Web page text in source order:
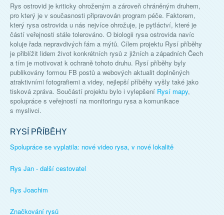
Rys ostrovid je kriticky ohroženým a zároveň chráněným druhem,
pro který je v současnosti připravován program péče. Faktorem,
který rysa ostrovida u nás nejvíce ohrožuje, je pytláctví, které je
částí veřejnosti stále tolerováno. O biologii rysa ostrovida navíc
koluje řada nepravdivých fám a mýtů. Cílem projektu Rysí příběhy
je přiblížit lidem život konkrétních rysů z jižních a západních Čech
a tím je motivovat k ochraně tohoto druhu. Rysí příběhy byly
publikovány formou FB postů a webových aktualit doplněných
atraktivními fotografiemi a videy, nejlepší příběhy vyšly také jako
tisková zpráva. Součástí projektu bylo i vylepšení Rysí mapy,
spolupráce s veřejností na monitoringu rysa a komunikace
s myslivci.
RYSÍ PŘÍBĚHY
Spolupráce se vyplatila: nové video rysa, v nové lokalitě
Rys Jan - další cestovatel
Rys Joachim
Značkování rysů